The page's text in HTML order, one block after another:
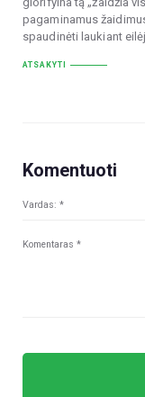
pagaminamus
spaudinėti laukiant
ATSAKYTI
Komentuoti